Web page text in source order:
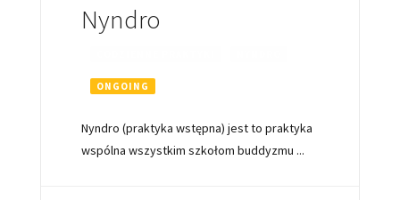
Nyndro
ONGOING
Nyndro (praktyka wstępna) jest to praktyka
wspólna wszystkim szkołom buddyzmu ...